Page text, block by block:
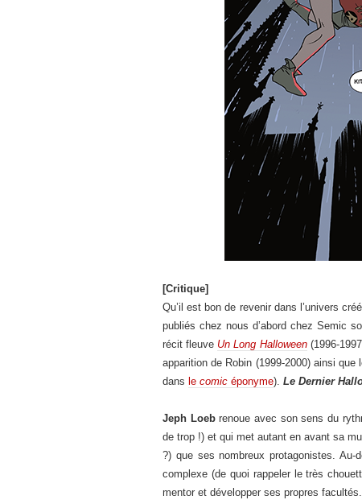
[Critique]
Qu’il est bon de revenir dans l’univers
publiés chez nous d’abord chez Semic
récit fleuve Un Long Halloween(1996-
apparition de Robin (1999-2000) ainsi
dans le comic éponyme). Le Dernier
Jeph Loebrenoue avec son sens du
de trop !) et qui met autant en avant sa
?) que ses nombreux protagonistes.
complexe (de quoi rappeler le très
mentor et développer ses propres facultés.